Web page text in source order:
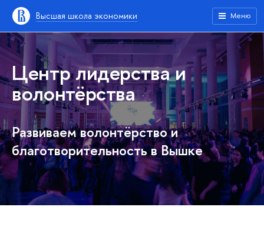
Высшая школа экономики Меню
Центр лидерства и
волонтёрства
Развиваем волонтёрство и
благотворительность в Вышке